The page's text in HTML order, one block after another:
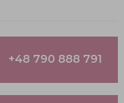
+48 790 888 791